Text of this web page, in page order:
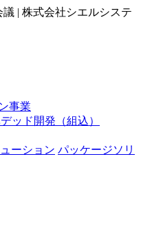
| 株式会社シエルシステ
事業
ッド開発（組込）
ーション パッケージソリ